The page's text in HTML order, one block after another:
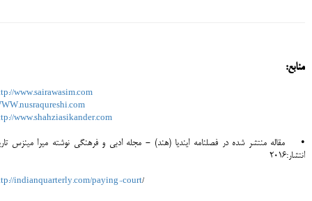
منابع:
www.sairawasim.com
www.shahziasikander.com
• مقاله منتشر شده در فصلنامه ایندیا (هند) - مجله ادبی و فرهنگی نوشته میرا مینزس
انتشار:2016
indianquarterly.com/paying-court/